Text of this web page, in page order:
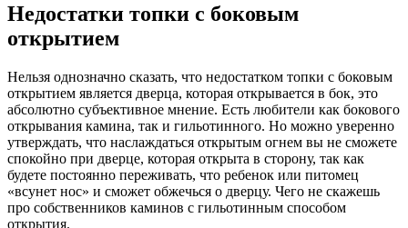
Недостатки топки с боковым
открытием
Нельзя однозначно сказать, что недостатком топки с боковым
открытием является дверца, которая открывается в бок, это
абсолютно субъективное мнение. Есть любители как бокового
открывания камина, так и гильотинного. Но можно уверенно
утверждать, что наслаждаться открытым огнем вы не сможете
спокойно при дверце, которая открыта в сторону, так как
будете постоянно переживать, что ребенок или питомец
«всунет нос» и сможет обжечься о дверцу. Чего не скажешь
про собственников каминов с гильотинным способом
открытия.